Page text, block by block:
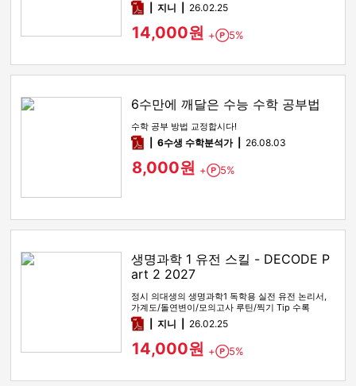
pdf지니 26.02.25
14,000원 + Point
5%
6수만에 깨달은 수능 수학 공부법
수학 공부 방법 교정합시다!
pdf6수생 수학분석가 26.08.03
8,000원 + Point
5%
생명과학 1 유전 스킬 - DECODE P
art 2 2027
정시 의대생의 생명과학1 독학용 실전 유전 논리서,
가계도/돌연변이/모의고사 루틴/찍기 Tip 수록
pdf지니 26.02.25
14,000원 + Point
5%